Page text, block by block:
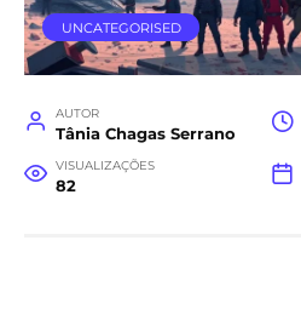
UNCATEGORISED
AUTOR
Tânia Chagas Serrano
VISUALIZAÇÕES
82